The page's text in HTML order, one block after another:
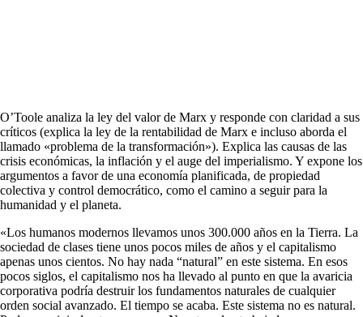
O’Toole analiza la ley del valor de Marx y responde con claridad a sus
críticos (explica la ley de la rentabilidad de Marx e incluso aborda el
llamado «problema de la transformación»). Explica las causas de las
crisis económicas, la inflación y el auge del imperialismo. Y expone los
argumentos a favor de una economía planificada, de propiedad
colectiva y control democrático, como el camino a seguir para la
humanidad y el planeta.
«Los humanos modernos llevamos unos 300.000 años en la Tierra. La
sociedad de clases tiene unos pocos miles de años y el capitalismo
apenas unos cientos. No hay nada “natural” en este sistema. En esos
pocos siglos, el capitalismo nos ha llevado al punto en que la avaricia
corporativa podría destruir los fundamentos naturales de cualquier
orden social avanzado. El tiempo se acaba. Este sistema no es natural.